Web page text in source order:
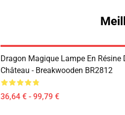
Dragon Magique Lampe En Résine
Château - Breakwooden BR2812
36,64 € - 99,79 €